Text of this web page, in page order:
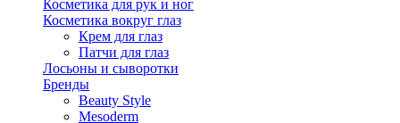
Косметика для рук и ног
Косметика вокруг глаз
Крем для глаз
Патчи для глаз
Лосьоны и сыворотки
Бренды
Beauty Style
Mesoderm